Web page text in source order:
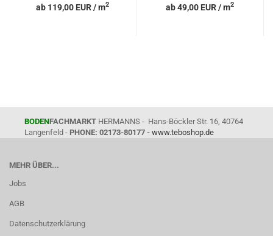
ab 119,00 EUR / m2 ab 49,00 EUR / m2
BODENFACHMARKT HERMANNS - Hans-Böckler Str. 16, 40764
Langenfeld - PHONE: 02173-80177 - www.teboshop.de
MEHR ÜBER...
Jobs
AGB
Datenschutzerklärung